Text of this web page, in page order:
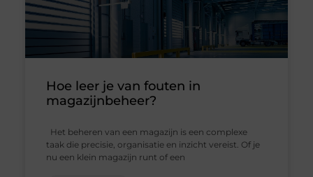
Hoe leer je van fouten in
magazijnbeheer?
Het beheren van een magazijn is een complexe
taak die precisie, organisatie en inzicht vereist. Of je
nu een klein magazijn runt of een